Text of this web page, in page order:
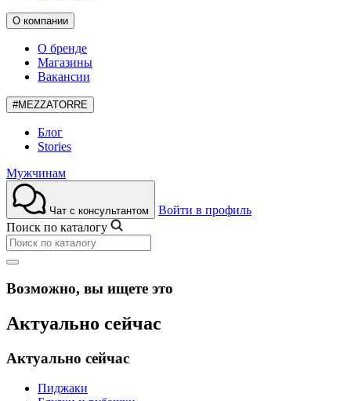
О компании
О бренде
Магазины
Вакансии
#MEZZATORRE
Блог
Stories
Мужчинам
Чат с консультантом
Войти в профиль
Поиск по каталогу
Возможно, вы ищете это
Актуально сейчас
Актуально сейчас
Пиджаки